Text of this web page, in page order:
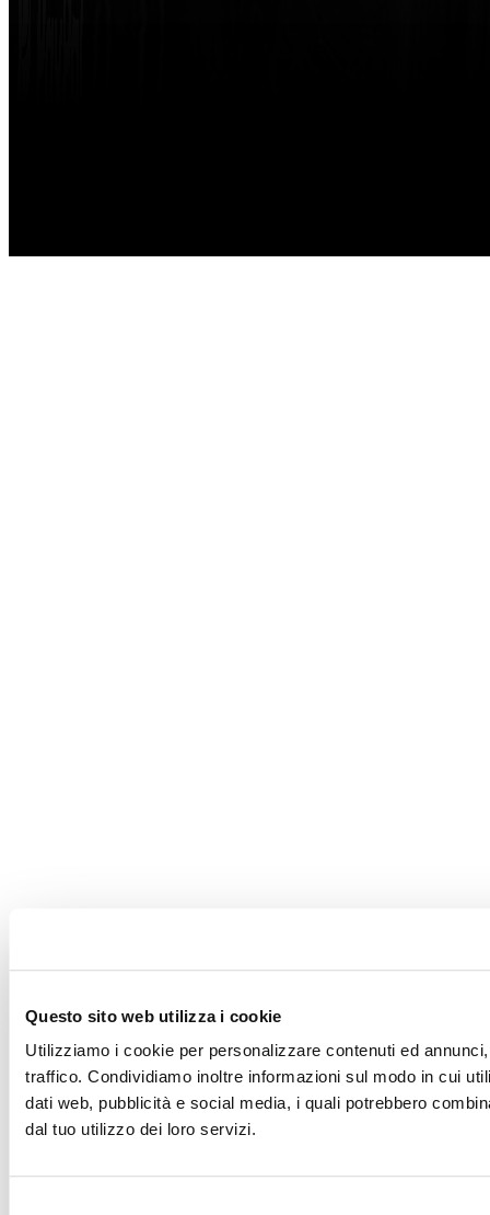
Questo sito web utilizza i cookie
Utilizziamo i cookie per personalizzare contenuti ed
traffico. Condividiamo inoltre informazioni sul modo in cui
dati web, pubblicità e social media, i quali potrebbero
dal tuo utilizzo dei loro servizi.